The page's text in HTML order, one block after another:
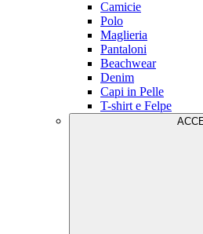
Camicie
Polo
Maglieria
Pantaloni
Beachwear
Denim
Capi in Pelle
T-shirt e Felpe